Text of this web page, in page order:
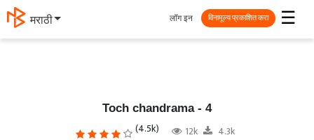
मराठी ☰
लॉग इन विनामूल्य प्रकाशित करा
Toch chandrama - 4
(4.5k) 12k 4.3k